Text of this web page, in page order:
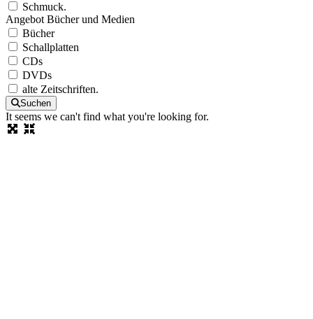
Schmuck.
Angebot Bücher und Medien
Bücher
Schallplatten
CDs
DVDs
alte Zeitschriften.
Suchen
It seems we can't find what you're looking for.